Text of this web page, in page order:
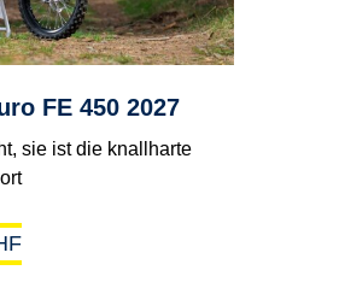
FE 450 2027
sie ist die knallharte